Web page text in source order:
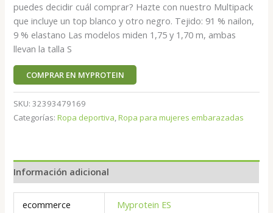
puedes decidir cuál comprar? Hazte con nuestro Multipack
que incluye un top blanco y otro negro. Tejido: 91 % nailon,
9 % elastano Las modelos miden 1,75 y 1,70 m, ambas
llevan la talla S
COMPRAR EN MYPROTEIN
SKU:32393479169
Categorías:Ropa deportiva,Ropa para mujeres embarazadas
Información adicional
ecommerce Myprotein ES